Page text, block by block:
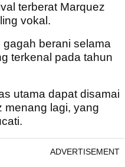
terberat Marquez
vokal.
berani selama
terkenal pada tahun
utama dapat disamai
menang lagi, yang
ADVERTISEMENT